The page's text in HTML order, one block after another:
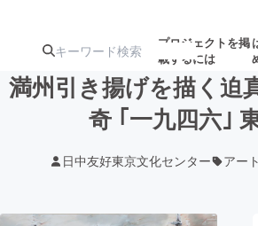
プロジェクトを掲
載するには
注目のリ
ターン
注目の新着プロ
ジェクト
募集終
ロジェ
満州引き揚げを描く迫
奇 ｢一九四六｣
日中友好東京文化センター アー